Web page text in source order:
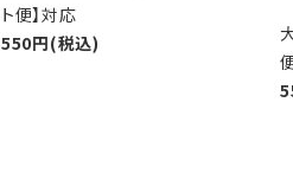
ト便】対応
550円(税込)